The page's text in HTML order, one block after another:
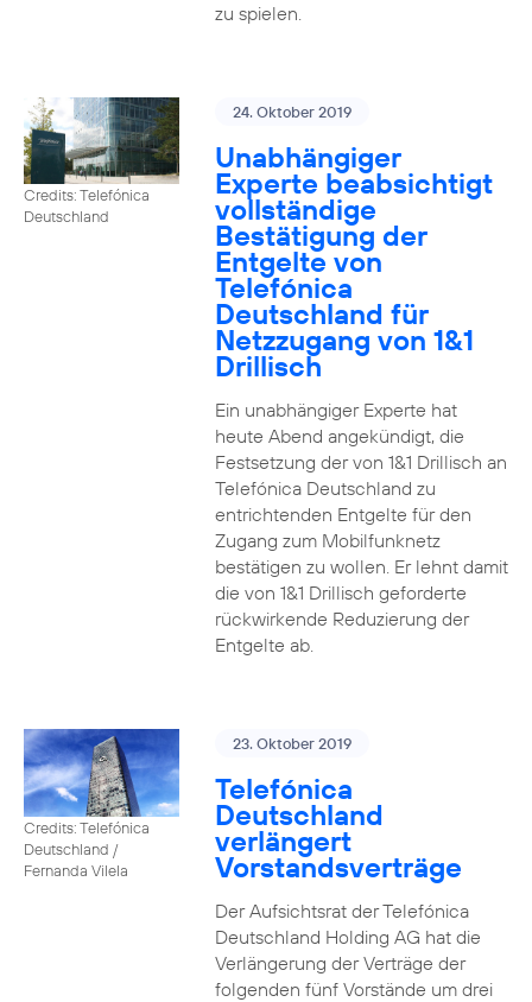
zu spielen.
Credits: Telefónica
Deutschland
24. Oktober 2019
Unabhängiger
Experte beabsichtigt
vollständige
Bestätigung der
Entgelte von
Telefónica
Deutschland für
Netzzugang von 1&1
Drillisch
Ein unabhängiger Experte hat
heute Abend angekündigt, die
Festsetzung der von 1&1 Drillisch an
Telefónica Deutschland zu
entrichtenden Entgelte für den
Zugang zum Mobilfunknetz
bestätigen zu wollen. Er lehnt damit
die von 1&1 Drillisch geforderte
rückwirkende Reduzierung der
Entgelte ab.
Credits: Telefónica
Deutschland /
Fernanda Vilela
23. Oktober 2019
Telefónica
Deutschland
verlängert
Vorstandsverträge
Der Aufsichtsrat der Telefónica
Deutschland Holding AG hat die
Verlängerung der Verträge der
folgenden fünf Vorstände um drei